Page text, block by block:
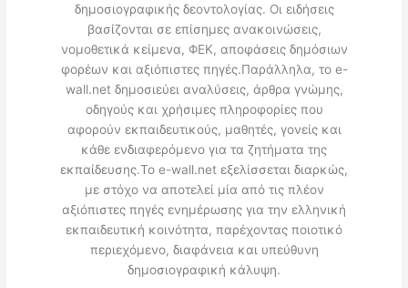
δημοσιογραφικής δεοντολογίας. Οι ειδήσεις
βασίζονται σε επίσημες ανακοινώσεις,
νομοθετικά κείμενα, ΦΕΚ, αποφάσεις δημόσιων
φορέων και αξιόπιστες πηγές.Παράλληλα, το e-
wall.net δημοσιεύει αναλύσεις, άρθρα γνώμης,
οδηγούς και χρήσιμες πληροφορίες που
αφορούν εκπαιδευτικούς, μαθητές, γονείς και
κάθε ενδιαφερόμενο για τα ζητήματα της
εκπαίδευσης.Το e-wall.net εξελίσσεται διαρκώς,
με στόχο να αποτελεί μία από τις πλέον
αξιόπιστες πηγές ενημέρωσης για την ελληνική
εκπαιδευτική κοινότητα, παρέχοντας ποιοτικό
περιεχόμενο, διαφάνεια και υπεύθυνη
δημοσιογραφική κάλυψη.